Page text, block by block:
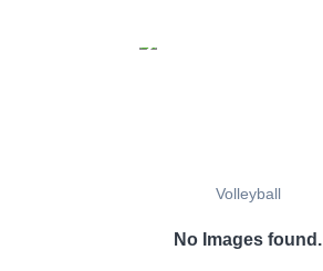
Volleyball
No Images found.